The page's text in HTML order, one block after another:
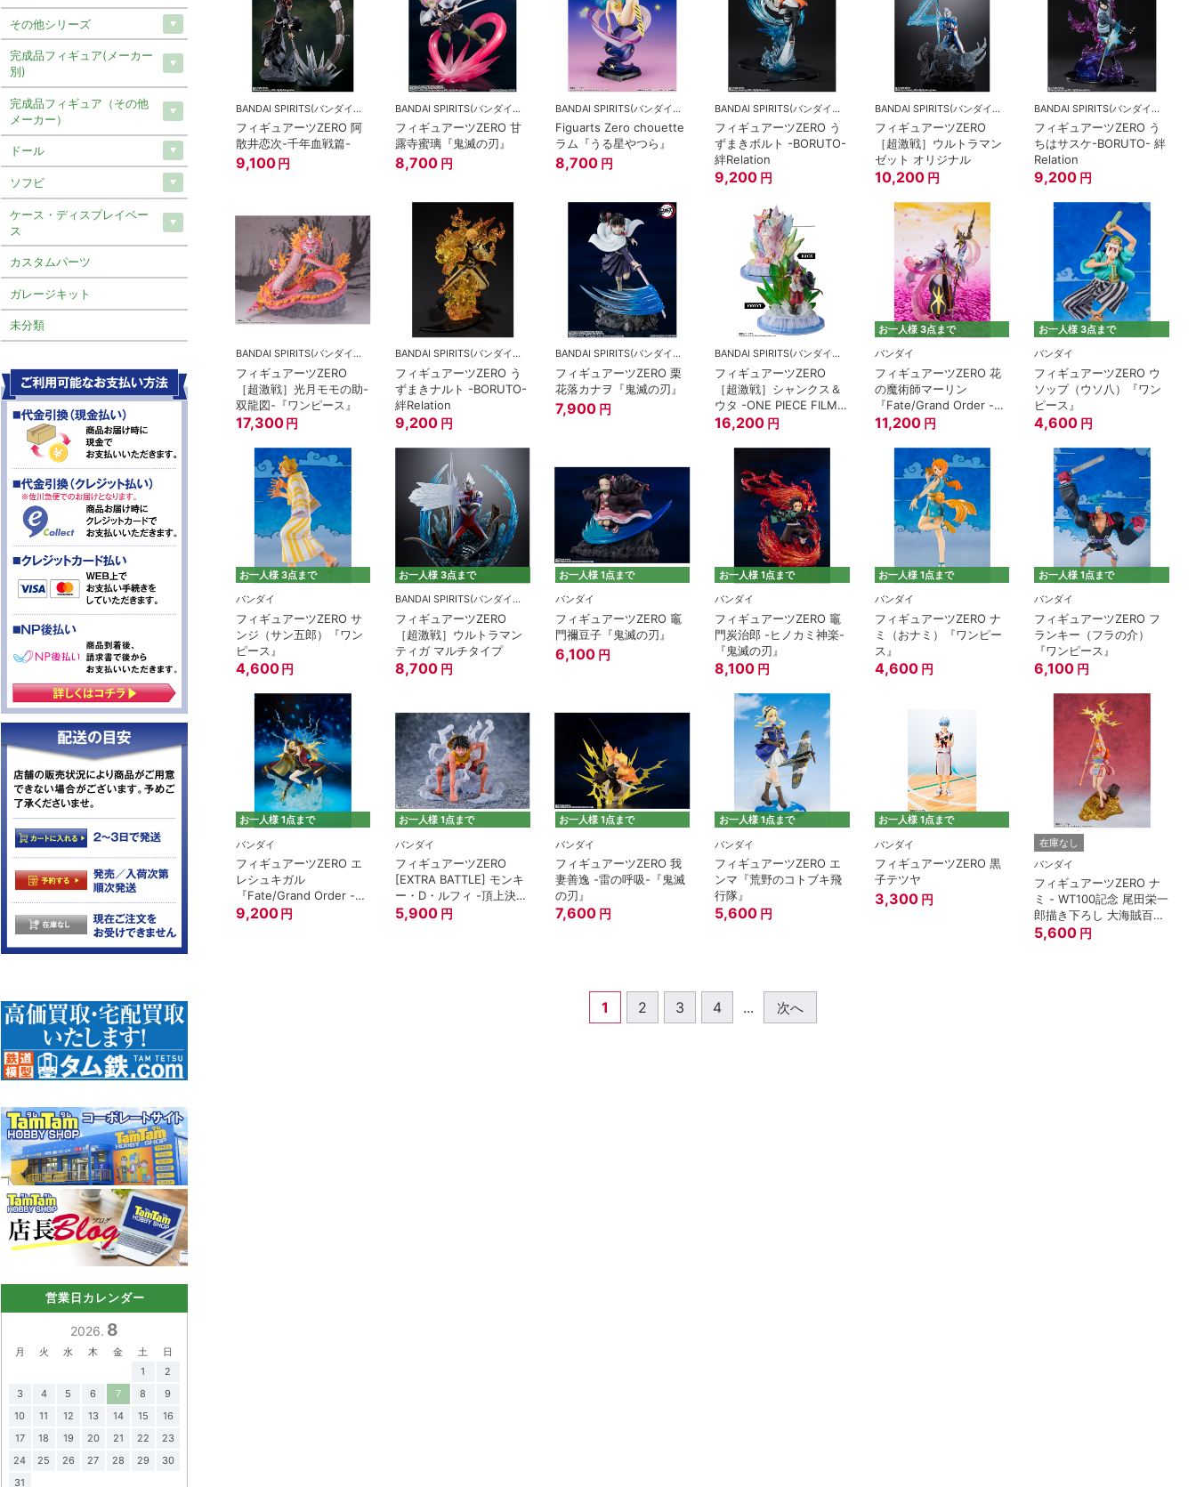
BANDAI SPIRITS(バンダイスピリッツ)
フィギュアーツZERO 阿
散井恋次-千年血戦篇-
9,100 円
BANDAI SPIRITS(バンダイスピリッツ)
フィギュアーツZERO 甘
露寺蜜璃『鬼滅の刃』
8,700 円
BANDAI SPIRITS(バンダイスピリッツ)
Figuarts Zero chouette
ラム『うる星やつら』
8,700 円
BANDAI SPIRITS(バンダイスピリッツ)
フィギュアーツZERO う
ずまきボルト -BORUTO-
絆Relation
9,200 円
BANDAI SPIRITS(バンダイスピリッツ)
フィギュアーツZERO
［超激戦］ウルトラマン
ゼット オリジナル
10,200 円
BANDAI SPIRITS(バンダイスピリッツ)
フィギュアーツZERO う
ちはサスケ-BORUTO- 絆
Relation
9,200 円
BANDAI SPIRITS(バンダイスピリッツ)
フィギュアーツZERO
［超激戦］光月モモの助-
双龍図-『ワンピース』
17,300 円
BANDAI SPIRITS(バンダイスピリッツ)
フィギュアーツZERO う
ずまきナルト -BORUTO-
絆Relation
9,200 円
BANDAI SPIRITS(バンダイスピリッツ)
フィギュアーツZERO 栗
花落カナヲ『鬼滅の刃』
7,900 円
BANDAI SPIRITS(バンダイスピリッツ)
フィギュアーツZERO
［超激戦］シャンクス＆
ウタ -ONE PIECE FILM
RED Ver.-
16,200 円
お一人様 3点まで
バンダイ
フィギュアーツZERO 花
の魔術師マーリン
『Fate/Grand Order -絶
対魔獣戦線バビロニア-』
11,200 円
お一人様 3点まで
バンダイ
フィギュアーツZERO ウ
ソップ（ウソ八）『ワン
ピース』
4,600 円
お一人様 3点まで
バンダイ
フィギュアーツZERO サ
ンジ（サン五郎）『ワン
ピース』
4,600 円
お一人様 3点まで
BANDAI SPIRITS(バンダイスピリッツ)
フィギュアーツZERO
［超激戦］ウルトラマン
ティガ マルチタイプ
8,700 円
お一人様 1点まで
バンダイ
フィギュアーツZERO 竈
門禰豆子『鬼滅の刃』
6,100 円
お一人様 1点まで
バンダイ
フィギュアーツZERO 竈
門炭治郎 -ヒノカミ神楽-
『鬼滅の刃』
8,100 円
お一人様 1点まで
バンダイ
フィギュアーツZERO ナ
ミ（おナミ）『ワンピー
ス』
4,600 円
お一人様 1点まで
バンダイ
フィギュアーツZERO フ
ランキー（フラの介）
『ワンピース』
6,100 円
お一人様 1点まで
バンダイ
フィギュアーツZERO エ
レシュキガル
『Fate/Grand Order -絶
対魔獣戦線バビロニア-』
9,200 円
お一人様 1点まで
バンダイ
フィギュアーツZERO
[EXTRA BATTLE] モンキ
ー・D・ルフィ -頂上決
戦-『ワンピース』
5,900 円
お一人様 1点まで
バンダイ
フィギュアーツZERO 我
妻善逸 -雷の呼吸-『鬼滅
の刃』
7,600 円
お一人様 1点まで
バンダイ
フィギュアーツZERO エ
ンマ『荒野のコトブキ飛
行隊』
5,600 円
お一人様 1点まで
バンダイ
フィギュアーツZERO 黒
子テツヤ
3,300 円
在庫なし
バンダイ
フィギュアーツZERO ナ
ミ - WT100記念 尾田栄一
郎描き下ろし 大海賊百
景-『ワンピース』
5,600 円
1 2 3 4 ... 次へ
その他シリーズ
完成品フィギュア(メーカー
別)
完成品フィギュア（その他
メーカー）
ドール
ソフビ
ケース・ディスプレイベー
ス
カスタムパーツ
ガレージキット
未分類
営業日カレンダー
2026. 8
月 火 水 木 金 土
日
1
2
3
4 5 6 7 8
9
10
11 12 13 14 15
16
17
18 19 20 21 22
23
24
25 26 27 28 29
30
31